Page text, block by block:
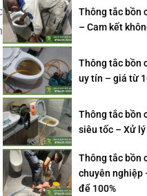
Thông tắc bồn
– Cam kết
Thông tắc bồn
uy tín – giá từ
Thông tắc bồn
siêu tốc – Xử
Thông tắc bồn
chuyên nghiệp
để 100%